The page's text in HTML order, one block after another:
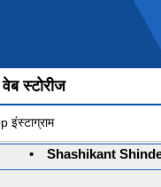
वेब स्टोरीज
इंस्टाग्राम
Shinde : शरद